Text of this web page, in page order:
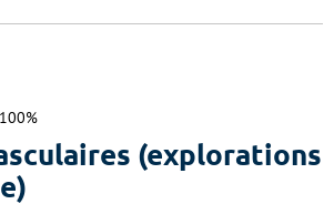
100%
(explorations